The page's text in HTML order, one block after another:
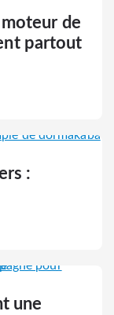
moteur de
partout
:
une